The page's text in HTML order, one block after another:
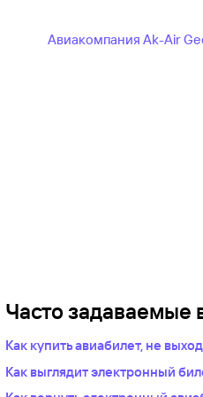
Авиакомпания Ak-Air
Часто задаваемые
Как купить авиабилет, не
Укажите в нужных полях
Как выглядит электронный
После оплаты на сайте, в базе